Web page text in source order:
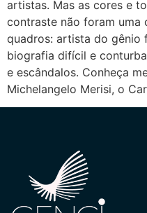
artistas. Mas as cores e
contraste não foram uma
quadros: artista do gênio
biografia difícil e
e escândalos. Conheça
Michelangelo Merisi, o